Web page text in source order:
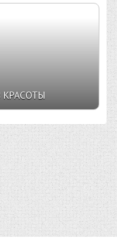
КРАСОТЫ